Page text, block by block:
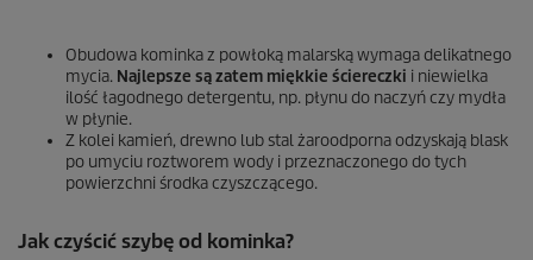
Obudowa kominka z powłoką malarską wymaga delikatnego
mycia. Najlepsze są zatem miękkie ściereczki i niewielka
ilość łagodnego detergentu, np. płynu do naczyń czy mydła
w płynie.
Z kolei kamień, drewno lub stal żaroodporna odzyskają blask
po umyciu roztworem wody i przeznaczonego do tych
powierzchni środka czyszczącego.
Jak czyścić szybę od kominka?